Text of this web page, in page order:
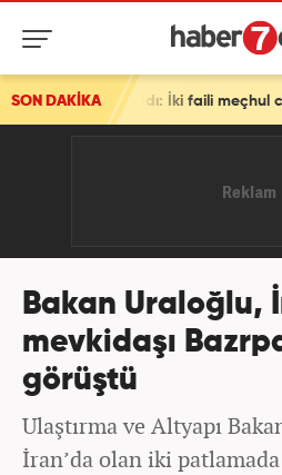
SON DAKİKA
İki faili meçhul cinayet daha
Bakan Uraloğlu,
mevkidaşı
görüştü
Ulaştırma ve Altyapı
İran’da olan iki